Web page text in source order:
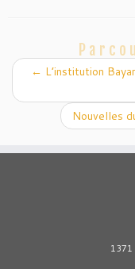
← L’institution
Nouvelles
1371